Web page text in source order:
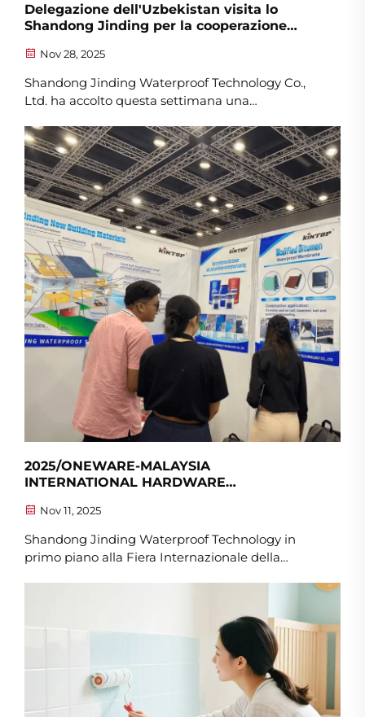
Delegazione dell'Uzbekistan visita lo
Shandong Jinding per la cooperazione
Nov 28, 2025
Shandong Jinding Waterproof Technology Co.,
Ltd. ha accolto questa settimana una
dell'Uzbekistan per una visita completa in
fabbrica e discussioni commerciali. L'incontro si è
concentrato sull'esplorazione della cooperazione
tecnica ...
2025/ONEWARE-MALAYSIA
INTERNATIONAL HARDWARE
Nov 11, 2025
Shandong Jinding Waterproof Technology in
primo piano alla Fiera Internazionale della
Recentemente, Shandong Jinding Waterproof
Technology Co., Ltd., una rinomata...